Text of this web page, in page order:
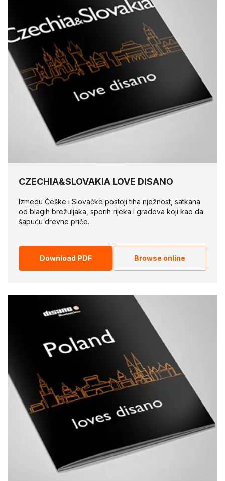
CZECHIA&SLOVAKIA LOVE DISANO
Izmedu Češke i Slovačke postoji tiha nježnost, satkana
od blagih brežuljaka, sporih rijeka i gradova koji kao da
šapuću drevne priče.
Download PDF Browse online